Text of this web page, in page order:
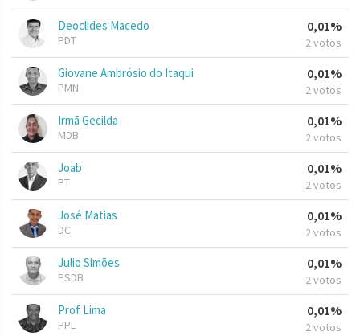
Deoclides Macedo
PDT
0,01%
2 votos
Giovane Ambrósio do Itaqui
PMN
0,01%
2 votos
Irmã Gecilda
MDB
0,01%
2 votos
Joab
PT
0,01%
2 votos
José Matias
DC
0,01%
2 votos
Julio Simões
PSDB
0,01%
2 votos
Prof Lima
PPL
0,01%
2 votos